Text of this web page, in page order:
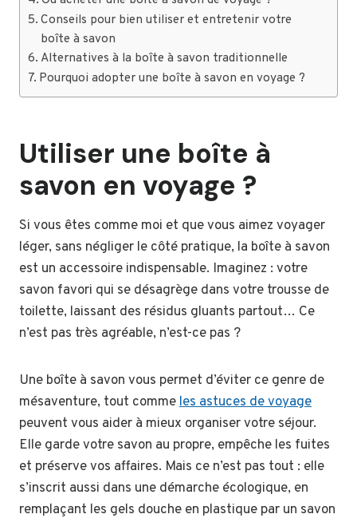
Conseils pour bien utiliser et entretenir votre
boîte à savon
Alternatives à la boîte à savon traditionnelle
Pourquoi adopter une boîte à savon en voyage ?
Utiliser une boîte à
savon en voyage ?
Si vous êtes comme moi et que vous aimez voyager
léger, sans négliger le côté pratique, la boîte à savon
est un accessoire indispensable. Imaginez : votre
savon favori qui se désagrège dans votre trousse de
toilette, laissant des résidus gluants partout… Ce
n’est pas très agréable, n’est-ce pas ?
Une boîte à savon vous permet d’éviter ce genre de
mésaventure, tout commeles astuces de voyage
peuvent vous aider à mieux organiser votre séjour.
Elle garde votre savon au propre, empêche les fuites
et préserve vos affaires. Mais ce n’est pas tout : elle
s’inscrit aussi dans une démarche écologique, en
remplaçant les gels douche en plastique par un savon